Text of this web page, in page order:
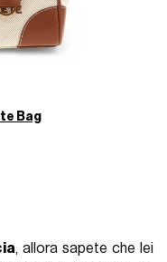
Bag
, allora sapete che lei